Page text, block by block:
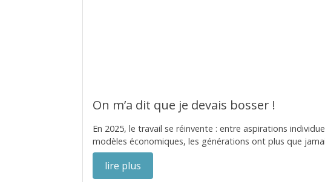
On m’a dit que je devais bosser !
En 2025, le travail se réinvente : entre aspirations
modèles économiques, les générations ont plus que
lire plus